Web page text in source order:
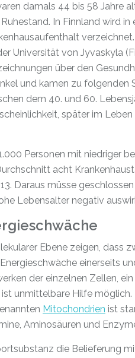
damals 44 bis 58 Jahre
In Finnland wird in
Universität von Jyvaskyla
über den
und kamen zu folgenden
dem 40. und 60.
später im
Personen mit niedriger
acht
Daraus müsse
Lebensalter negativ
Ebene zeigen, dass
einerseits
der einzelnen Zellen,
unmittelbare Hilfe möglich.
Mitochondrien ist
Aminosäuren und
die Belieferung